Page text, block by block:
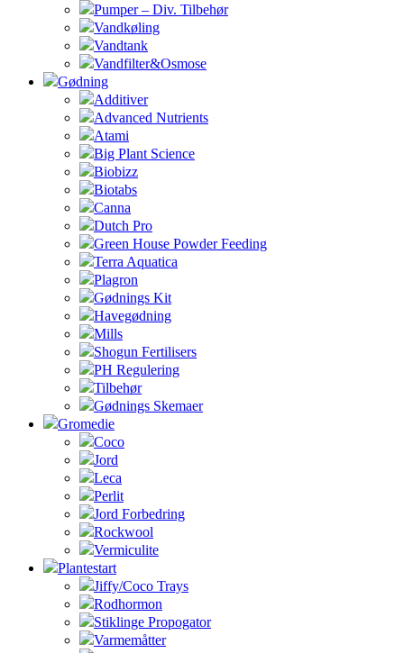
Pumper – Div. Tilbehør
Vandkøling
Vandtank
Vandfilter&Osmose
Gødning
Additiver
Advanced Nutrients
Atami
Big Plant Science
Biobizz
Biotabs
Canna
Dutch Pro
Green House Powder Feeding
Terra Aquatica
Plagron
Gødnings Kit
Havegødning
Mills
Shogun Fertilisers
PH Regulering
Tilbehør
Gødnings Skemaer
Gromedie
Coco
Jord
Leca
Perlit
Jord Forbedring
Rockwool
Vermiculite
Plantestart
Jiffy/Coco Trays
Rodhormon
Stiklinge Propogator
Varmemåtter